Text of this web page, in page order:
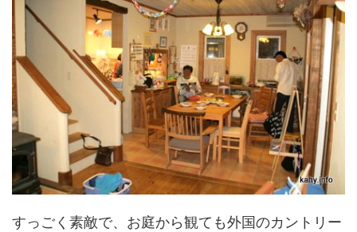
すっごく素敵で、お庭から観ても外国のカントリー